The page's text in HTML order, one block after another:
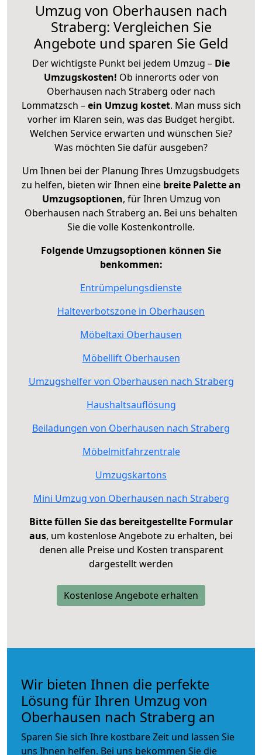
Umzug von Oberhausen nach
Straberg: Vergleichen Sie
Angebote und sparen Sie Geld
Der wichtigste Punkt bei jedem Umzug – Die
Umzugskosten! Ob innerorts oder von
Oberhausen nach Straberg oder nach
Lommatzsch –ein Umzug kostet. Man muss sich
vorher im Klaren sein, was das Budget hergibt.
Welchen Service erwarten und wünschen Sie?
Was möchten Sie dafür ausgeben?
Um Ihnen bei der Planung Ihres Umzugsbudgets
zu helfen, bieten wir Ihnen eine breite Palette an
Umzugsoptionen, für Ihren Umzug von
Oberhausen nach Straberg an. Bei uns behalten
Sie die volle Kostenkontrolle.
Folgende Umzugsoptionen können Sie
benkommen:
Entrümpelungsdienste
Halteverbotszone in Oberhausen
Möbeltaxi Oberhausen
Möbellift Oberhausen
Umzugshelfer von Oberhausen nach Straberg
Haushaltsauflösung
Beiladungen von Oberhausen nach Straberg
Möbelmitfahrzentrale
Umzugskartons
Mini Umzug von Oberhausen nach Straberg
Bitte füllen Sie das bereitgestellte Formular
aus, um kostenlose Angebote zu erhalten, bei
denen alle Preise und Kosten transparent
dargestellt werden
Kostenlose Angebote erhalten
Wir bieten Ihnen die perfekte
Lösung für Ihren Umzug von
Oberhausen nach Straberg an
Sparen Sie sich Ihre kostbare Zeit und lassen Sie
uns Ihnen helfen. Bei uns bekommen Sie die